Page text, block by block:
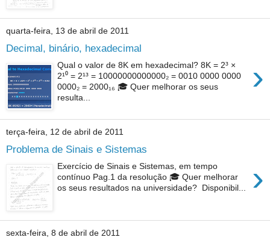
quarta-feira, 13 de abril de 2011
Decimal, binário, hexadecimal
›
Qual o valor de 8K em hexadecimal? 8K = 2³ ×
2¹⁰ = 2¹³ = 10000000000000₂ = 0010 0000 0000
0000₂ = 2000₁₆ 🎓 Quer melhorar os seus
resulta...
terça-feira, 12 de abril de 2011
Problema de Sinais e Sistemas
›
Exercício de Sinais e Sistemas, em tempo
contínuo Pag.1 da resolução 🎓 Quer melhorar
os seus resultados na universidade? Disponibil...
sexta-feira, 8 de abril de 2011